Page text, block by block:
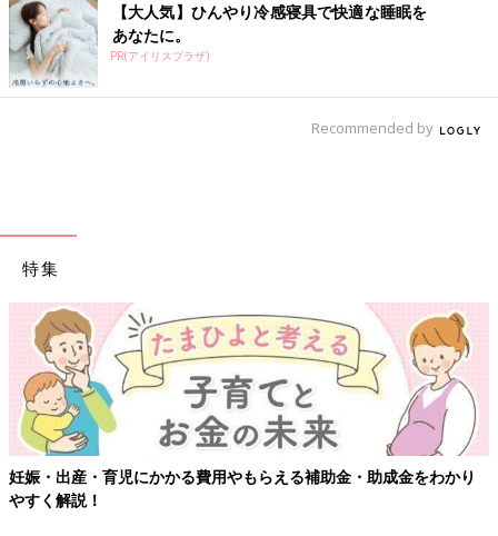
【大人気】ひんやり冷感寝具で快適な睡眠を
あなたに。
PR(アイリスプラザ)
Recommended by
特集
妊娠・出産・育児にかかる費用やもらえる補助金・助成金をわかり
やすく解説！